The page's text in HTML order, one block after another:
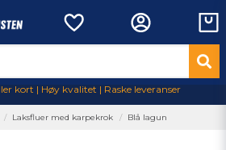
kort | Høy kvalitet | Raske leveranser
Laksfluer med karpekrok Blå lagun